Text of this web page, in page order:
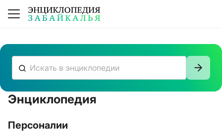
К сожалению, ничего не нашлось
Энциклопедия
Персоналии